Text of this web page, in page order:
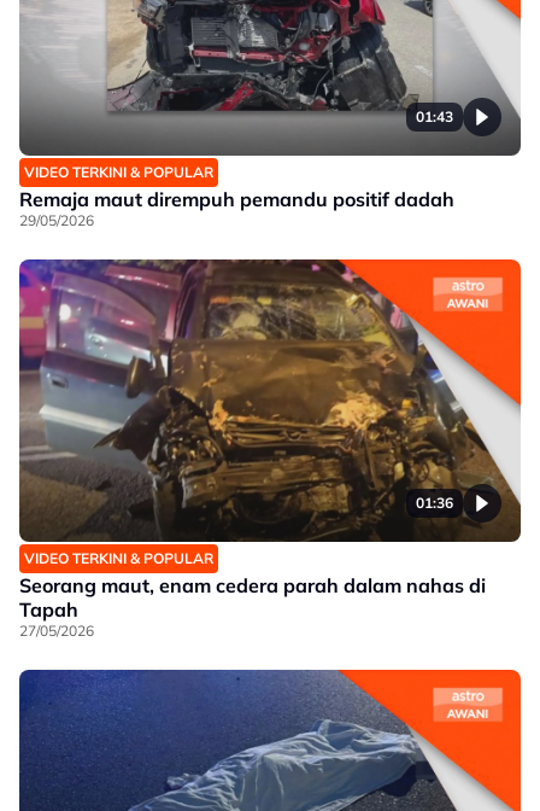
01:43
VIDEO TERKINI & POPULAR
Remaja maut dirempuh pemandu positif dadah
29/05/2026
01:36
VIDEO TERKINI & POPULAR
Seorang maut, enam cedera parah dalam nahas di
Tapah
27/05/2026